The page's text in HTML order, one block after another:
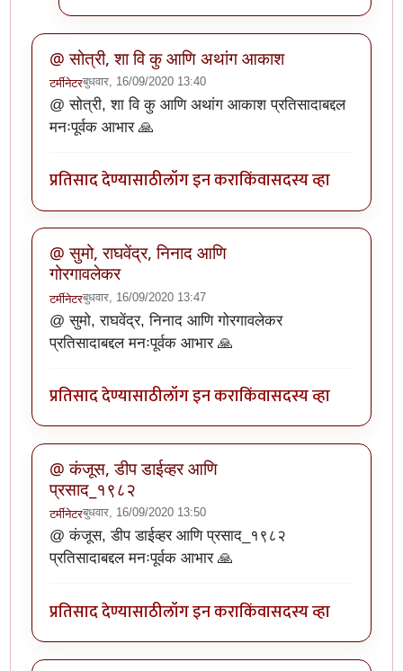
@ सोत्री, शा वि कु आणि अथांग आकाश
टर्मीनेटरबुधवार, 16/09/2020 13:40
@ सोत्री, शा वि कु आणि अथांग आकाश प्रतिसादाबद्दल
मनःपूर्वक आभार 🙏
प्रतिसाद देण्यासाठीलॉग इन कराकिंवासदस्य व्हा
@ सुमो, राघवेंद्र, निनाद आणि
गोरगावलेकर
टर्मीनेटरबुधवार, 16/09/2020 13:47
@ सुमो, राघवेंद्र, निनाद आणि गोरगावलेकर
प्रतिसादाबद्दल मनःपूर्वक आभार 🙏
प्रतिसाद देण्यासाठीलॉग इन कराकिंवासदस्य व्हा
@ कंजूस, डीप डाईव्हर आणि
प्रसाद_१९८२
टर्मीनेटरबुधवार, 16/09/2020 13:50
@ कंजूस, डीप डाईव्हर आणि प्रसाद_१९८२
प्रतिसादाबद्दल मनःपूर्वक आभार 🙏
प्रतिसाद देण्यासाठीलॉग इन कराकिंवासदस्य व्हा